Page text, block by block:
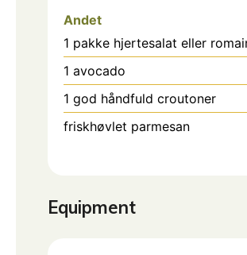
Andet
1 pakke hjertesalat eller
1 avocado
1 god håndfuld croutoner
friskhøvlet parmesan
Equipment